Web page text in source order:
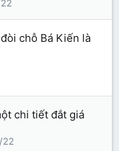
chỗ Bá Kiến là
chi tiết đắt giá
22